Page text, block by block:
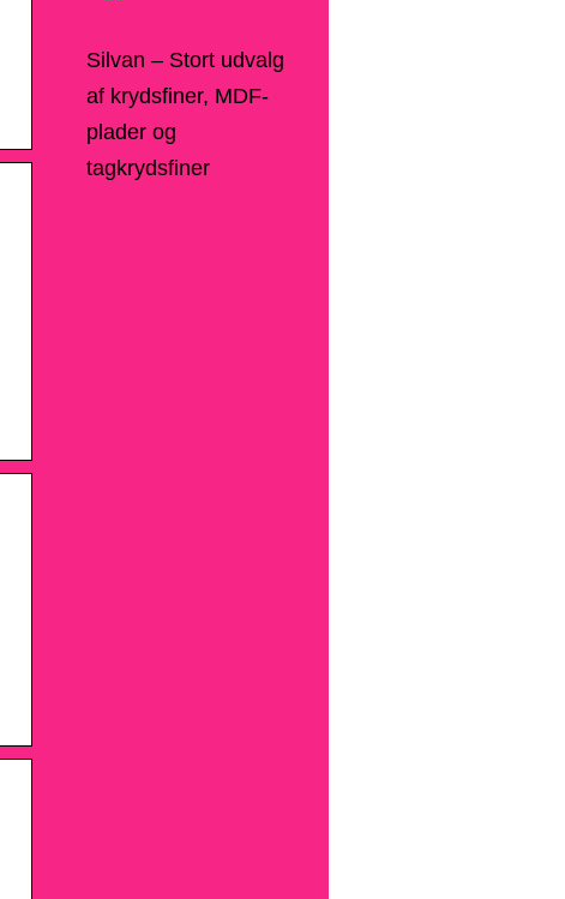
Silvan – Stort udvalg
af krydsfiner, MDF-
plader og
tagkrydsfiner